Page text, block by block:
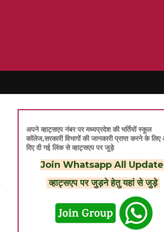
अपने व्हाट्सएप नंबर पर मध्यप्रदेश की भर्तियों स्कूल
कॉलेज,सरकारी विभागों की जानकारी प्राप्त करने के
दिए दी गई लिंक से व्हाट्सएप पर जुड़े
Join Whatsapp All Update
व्हाट्सएप पर जुड़ने हेतु यहां से जुड़े